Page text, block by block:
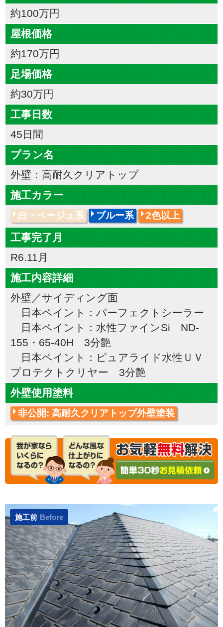
約100万円
屋根価格
約170万円
足場価格
約30万円
工事日数
45日間
プラン名
外壁：高耐久クリアトップ
施工カラー
白・ベージュ系 ブルー系 2色以上
工事完了月
R6.11月
施工内容詳細
外壁／サイディング面
日本ペイント：パーフェクトシーラー
日本ペイント：水性ファインSi ND-
155・65-40H 3分艶
日本ペイント：ピュアライド水性ＵＶ
プロテクトクリヤー 3分艶
外壁使用塗料
非公開: 高耐久クリアトップ外壁塗装
施工前 Before